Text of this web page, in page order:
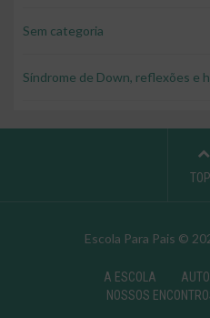
Sem categoria
Síndrome de Down, reflexões e
Escola Para Pais ©
A ESCOLA
NOSSOS